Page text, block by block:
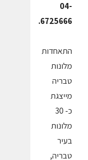
04-
6725666.
התאחדות
מלונות
טבריה
מייצגת
כ- 30
מלונות
בעיר
טבריה,